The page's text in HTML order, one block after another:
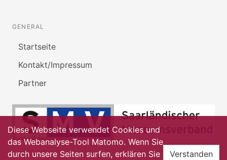
GENERAL
Startseite
Kontakt/Impressum
Partner
Diese Webseite verwendet Cookies und
das Webanalyse-Tool Matomo. Wenn Sie
durch unsere Seiten surfen, erklären Sie
Verstanden